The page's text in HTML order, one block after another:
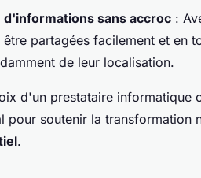
d'informations sans accroc :
être partagées facilement et en
de leur localisation.
d'un prestataire informatique
pour soutenir la transformation
.